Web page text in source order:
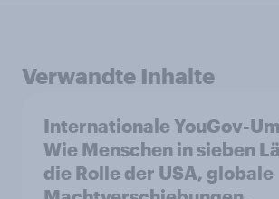
Verwandte Inhalte
Internationale YouGov-
Wie Menschen in sieben
die Rolle der USA, globale